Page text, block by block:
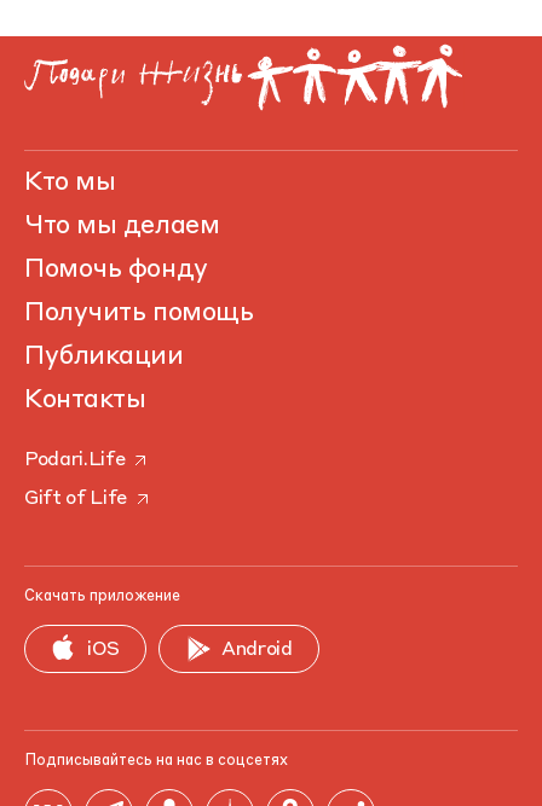
Кто мы
Что мы делаем
Помочь фонду
Получить помощь
Публикации
Контакты
Podari.Life
Gift of Life
Скачать приложение
iOS Android
Подписывайтесь на нас в соцсетях